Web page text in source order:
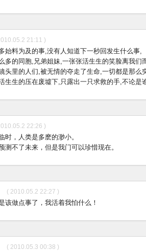
21:11 )
始料为及的事,没有人知道下一秒回发生什么事,
多的同胞,兄弟姐妹,一张张活生生的笑脸离我们
头里的人们,被无情的夺走了生命,一切都是那么
生生的压在废墟下,只露出一只求救的手,不论是
22:26 )
时，人类是多麽的渺小。
测不了未来，但是我门可以珍惜现在。
( 2010.05.2 22:27 )
该做点事了，我活着我怕什么！
( 2010.05.3 00:38 )